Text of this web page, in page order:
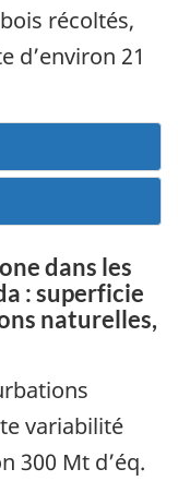
récoltés,
d’environ 21
dans les
: superficie
naturelles,
variabilité
300 Mt d’éq.